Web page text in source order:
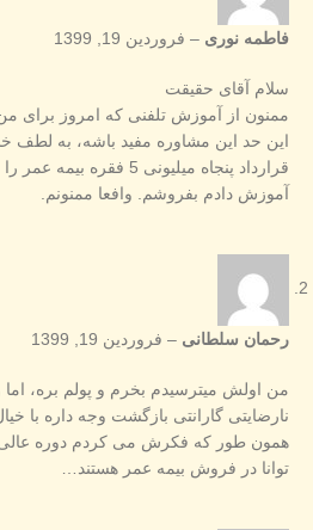
فاطمه نوری – فروردین 19, 1399
سلام آقای حقیقت
ممنون از آموزش تلفنی که امروز برای من
این حد این مشاوره مفید باشه، به لطف
قرارداد پنجاه میلیونی 5
آموزش دادم بفروشم. وافعا ممنونم.
رحمان سلطانی – فروردین 19, 1399
من اولش میترسیدم بخرم و پولم بره،
نارضایتی گارانتی بازگشت وجه داره با
همون طور که فکرش می کردم دوره عالی
توانا در فروش بیمه عمر هستند…